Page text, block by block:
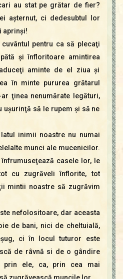
au stat pe grătar de fier?
aşternut, ci dedesubtul lor
aprinşi!
pentru ca să plecaţi
şi înfloritoare amintirea
aminte de el ziua şi
în minte pururea grătarul
ţinea nenumărate legături,
uşurinţă să le rupem şi să ne
inimii noastre nu numai
munci ale mucenicilor.
casele lor, le
cu zugrăveli înflorite, tot
mintii noastre să zugrăvim
nefolositoare, dar aceasta
de bani, nici de cheltuială,
ci în locul tuturor este
de râvnă si de o gândire
prin ele, ca, prin cea mai
zugrăvească muncile lor.